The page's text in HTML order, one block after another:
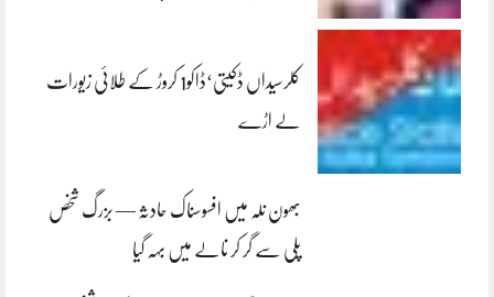
کلرسیداں ڈکیتی‘ڈاکو1 کروڑ کے طلائی زیورات
لے اڑے
بھون نلہ میں افسوسناک حادثہ — بزرگ شخص
پلی سے گر کر نالے میں بہہ گیا